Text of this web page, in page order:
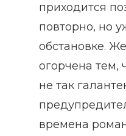
приходится
повторно, но
обстановке.
огорчена тем,
не так
времена